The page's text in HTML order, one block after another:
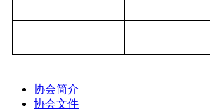
协会简介
协会文件